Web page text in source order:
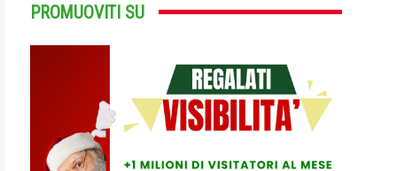
PROMUOVITI SU